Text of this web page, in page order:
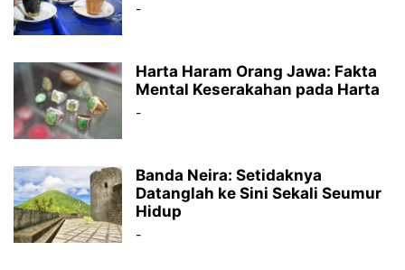
-
Harta Haram Orang Jawa: Fakta
Mental Keserakahan pada Harta
-
Banda Neira: Setidaknya
Datanglah ke Sini Sekali Seumur
Hidup
-